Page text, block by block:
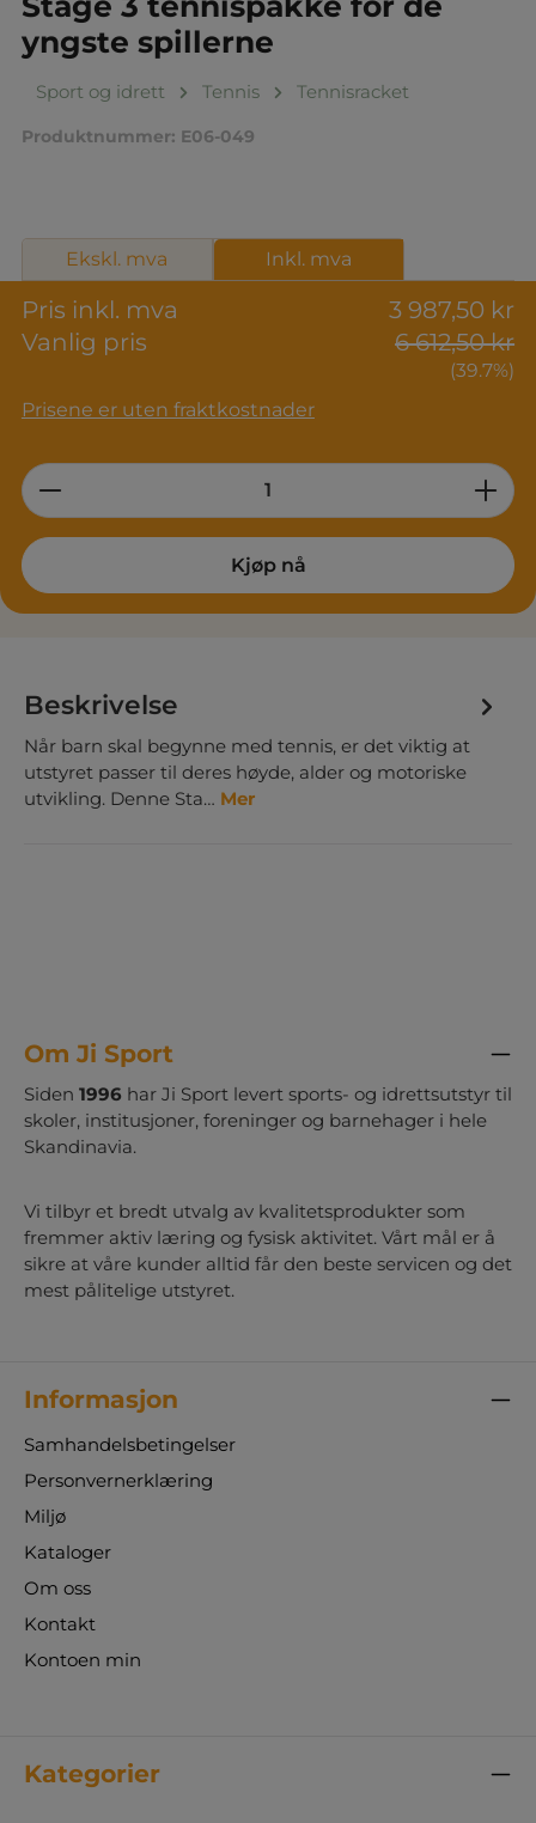
yngste spillerne
Sport og idrett Tennis Tennisracket
Produktnummer: E06-049
Pris inkl. mva
3 987,50 kr
Vanlig pris
6 612,50 kr
(39.7%)
Prisene er uten fraktkostnader
Ekskl. mva Inkl. mva
Product Quantity: Enter the desired
Kjøp nå
Beskrivelse
Når barn skal begynne med tennis, er det viktig at
utstyret passer til deres høyde, alder og motoriske
utvikling. Denne Sta… Mer
Om Ji Sport
Siden 1996 har Ji Sport levert sports- og idrettsutstyr til
skoler, institusjoner, foreninger og barnehager i hele
Skandinavia.
Vi tilbyr et bredt utvalg av kvalitetsprodukter som
fremmer aktiv læring og fysisk aktivitet. Vårt mål er å
sikre at våre kunder alltid får den beste servicen og det
mest pålitelige utstyret.
Informasjon
Samhandelsbetingelser
Personvernerklæring
Miljø
Kataloger
Om oss
Kontakt
Kontoen min
Kategorier